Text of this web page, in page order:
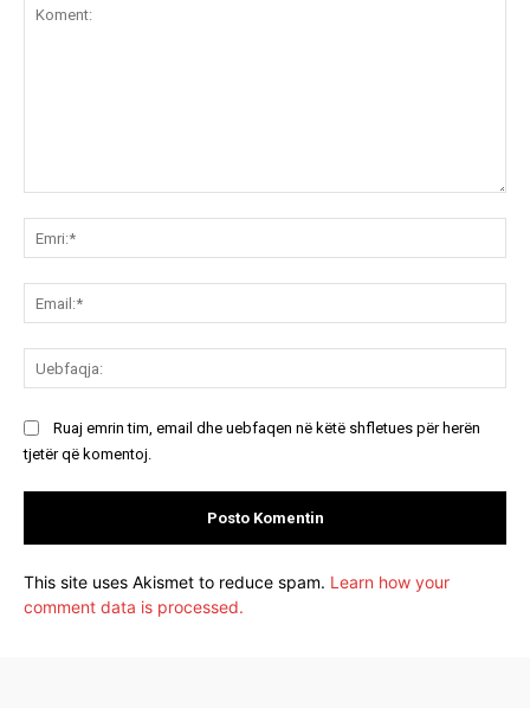
Ruaj emrin tim, email dhe uebfaqen në këtë shfletues për herën
tjetër që komentoj.
This site uses Akismet to reduce spam. Learn how your
comment data is processed.